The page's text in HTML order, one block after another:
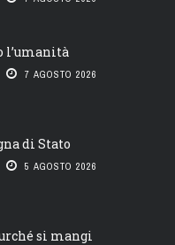
l’umanità
7 AGOSTO 2026
di Stato
5 AGOSTO 2026
si mangi